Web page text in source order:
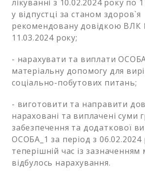
лікуванні з 10.02.2024 року по
у відпустці за станом здоров`я
рекомендовану довідкою ВЛК
11.03.2024 року;
- нарахувати та виплати
матеріальну допомогу для
соціально-побутових питань;
- виготовити та направити
нараховані та виплачені суми
забезпечення та додаткової
ОСОБА_1 за період з 06.02.2024
теперішній час із зазначенням
відбулось нарахування.